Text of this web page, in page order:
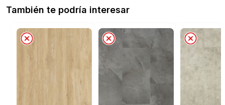
También te podría interesar